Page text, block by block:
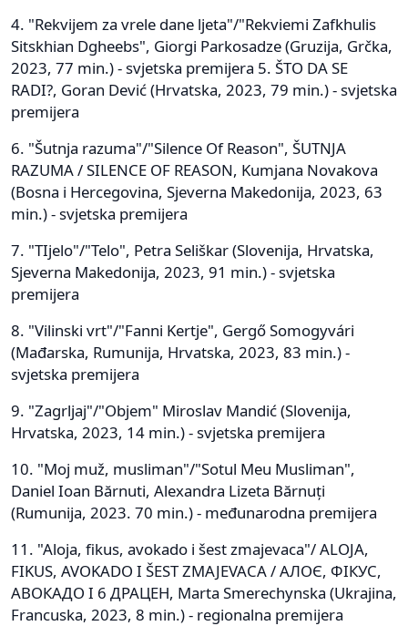
4. "Rekvijem za vrele dane ljeta"/"Rekviemi Zafkhulis
Sitskhian Dgheebs", Giorgi Parkosadze (Gruzija, Grčka,
2023, 77 min.) - svjetska premijera 5. ŠTO DA SE
RADI?, Goran Dević (Hrvatska, 2023, 79 min.) - svjetska
premijera
6. "Šutnja razuma"/"Silence Of Reason", ŠUTNJA
RAZUMA / SILENCE OF REASON, Kumjana Novakova
(Bosna i Hercegovina, Sjeverna Makedonija, 2023, 63
min.) - svjetska premijera
7. "TIjelo"/"Telo", Petra Seliškar (Slovenija, Hrvatska,
Sjeverna Makedonija, 2023, 91 min.) - svjetska
premijera
8. "Vilinski vrt"/"Fanni Kertje", Gergő Somogyvári
(Mađarska, Rumunija, Hrvatska, 2023, 83 min.) -
svjetska premijera
9. "Zagrljaj"/"Objem" Miroslav Mandić (Slovenija,
Hrvatska, 2023, 14 min.) - svjetska premijera
10. "Moj muž, musliman"/"Sotul Meu Musliman",
Daniel Ioan Bărnuti, Alexandra Lizeta Bărnuți
(Rumunija, 2023. 70 min.) - međunarodna premijera
11. "Aloja, fikus, avokado i šest zmajevaca"/ ALOJA,
FIKUS, AVOKADO I ŠEST ZMAJEVACA / АЛОЄ, ФІКУС,
АВОКАДО І 6 ДРАЦЕН, Marta Smerechynska (Ukrajina,
Francuska, 2023, 8 min.) - regionalna premijera